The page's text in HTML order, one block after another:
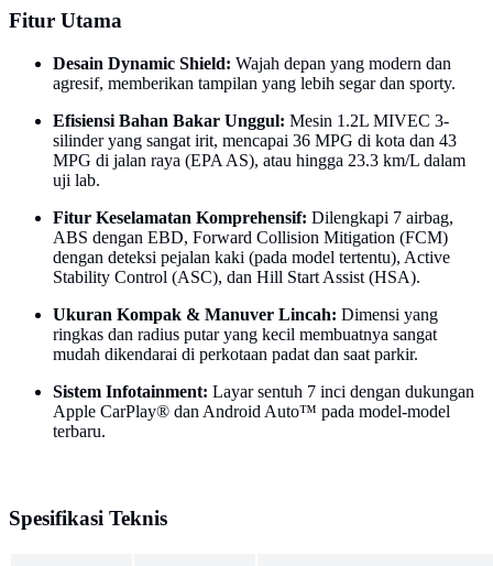
Fitur Utama
Desain Dynamic Shield: Wajah depan yang modern dan
agresif, memberikan tampilan yang lebih segar dan sporty.
Efisiensi Bahan Bakar Unggul: Mesin 1.2L MIVEC 3-
silinder yang sangat irit, mencapai 36 MPG di kota dan 43
MPG di jalan raya (EPA AS), atau hingga 23.3 km/L dalam
uji lab.
Fitur Keselamatan Komprehensif: Dilengkapi 7 airbag,
ABS dengan EBD, Forward Collision Mitigation (FCM)
dengan deteksi pejalan kaki (pada model tertentu), Active
Stability Control (ASC), dan Hill Start Assist (HSA).
Ukuran Kompak & Manuver Lincah: Dimensi yang
ringkas dan radius putar yang kecil membuatnya sangat
mudah dikendarai di perkotaan padat dan saat parkir.
Sistem Infotainment: Layar sentuh 7 inci dengan dukungan
Apple CarPlay® dan Android Auto™ pada model-model
terbaru.
Spesifikasi Teknis